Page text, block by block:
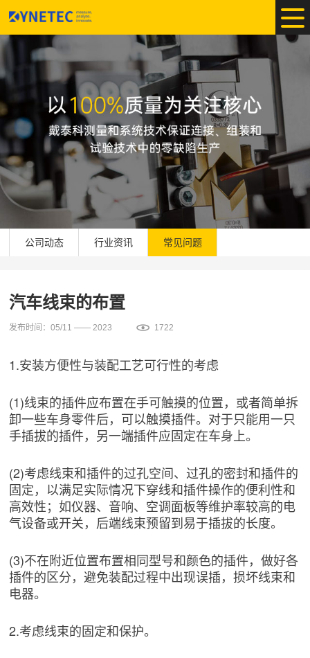
公司动态 行业资讯 常见问题
汽车线束的布置
发布时间：05/11 —— 2023 1722
1.安装方便性与装配工艺可行性的考虑
(1)线束的插件应布置在手可触摸的位置，或者简单拆
卸一些车身零件后，可以触摸插件。对于只能用一只
手插拔的插件，另一端插件应固定在车身上。
(2)考虑线束和插件的过孔空间、过孔的密封和插件的
固定，以满足实际情况下穿线和插件操作的便利性和
高效性；如仪器、音响、空调面板等维护率较高的电
气设备或开关，后端线束预留到易于插拔的长度。
(3)不在附近位置布置相同型号和颜色的插件，做好各
插件的区分，避免装配过程中出现误插，损坏线束和
电器。
2.考虑线束的固定和保护。